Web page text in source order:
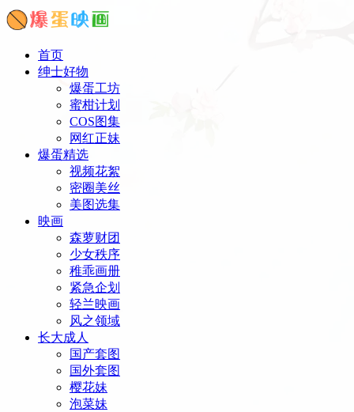
首页
绅士好物
爆蛋工坊
蜜柑计划
COS图集
网红正妹
爆蛋精选
视频花絮
密圈美丝
美图选集
映画
森萝财团
少女秩序
稚乖画册
紧急企划
轻兰映画
风之领域
长大成人
国产套图
国外套图
樱花妹
泡菜妹